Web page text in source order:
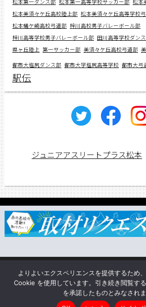
松本第一ダンス部 松本第一高等学校サッカー部 松本
松本美須々ケ丘高校陸上部 松本美須々ケ丘高等学校
松本蟻ケ崎高校弓道部 梓川高校男子バレーボール部
梓川高等学校男子バレーボール部 田川高等学校ダン
県ヶ丘陸上 第一サッカー部 美須々ケ丘高校弓道部
都市大塩尻ダンス部 都市大学塩尻高等学校 都市大弓
駅伝
ジュニアアスリートプラス松本
企業情報
Copyright © ジュニアアスリートプラス松
よりよいエクスペリエンスを提供するため
Cookie を使用しています。引き続き閲覧す
を承諾したものとみなされま